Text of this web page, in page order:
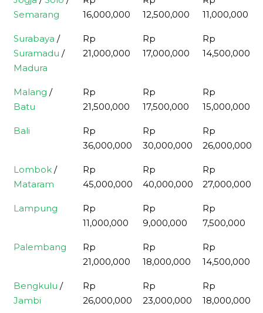
Semarang
16,000,000
12,500,000
11,000,000
Surabaya /
Suramadu /
Madura
Rp
21,000,000
Rp
17,000,000
Rp
14,500,000
Malang /
Batu
Rp
21,500,000
Rp
17,500,000
Rp
15,000,000
Bali
Rp
36,000,000
Rp
30,000,000
Rp
26,000,000
Lombok /
Mataram
Rp
45,000,000
Rp
40,000,000
Rp
27,000,000
Lampung
Rp
11,000,000
Rp
9,000,000
Rp
7,500,000
Palembang
Rp
21,000,000
Rp
18,000,000
Rp
14,500,000
Bengkulu /
Jambi
Rp
26,000,000
Rp
23,000,000
Rp
18,000,000